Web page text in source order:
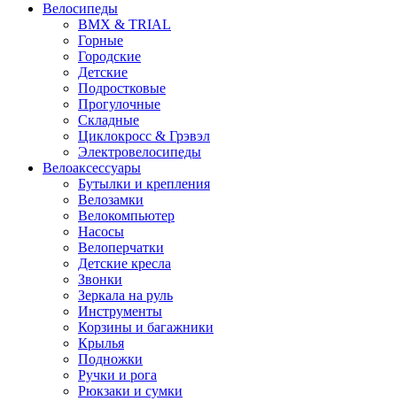
Велосипеды
BMX & TRIAL
Горные
Городские
Детские
Подростковые
Прогулочные
Складные
Циклокросс & Грэвэл
Электровелосипеды
Велоаксессуары
Бутылки и крепления
Велозамки
Велокомпьютер
Насосы
Велоперчатки
Детские кресла
Звонки
Зеркала на руль
Инструменты
Корзины и багажники
Крылья
Подножки
Ручки и рога
Рюкзаки и сумки